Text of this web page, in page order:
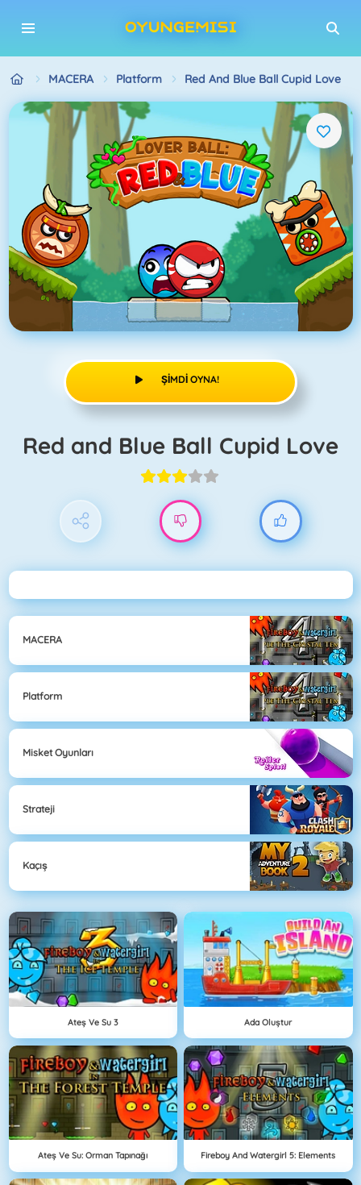
MACERA Platform Red And Blue Ball Cupid Love
ŞIMDI OYNA!
Red and Blue Ball Cupid Love
MACERA
Platform
Misket Oyunları
Strateji
Kaçış
Ateş Ve Su 3 Ada Oluştur
Ateş Ve Su: Orman Tapınağı Fireboy And Watergirl 5: Elements